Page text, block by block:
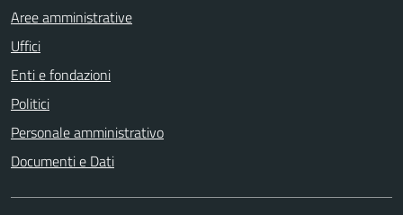
Aree amministrative
Uffici
Enti e fondazioni
Politici
Personale amministrativo
Documenti e Dati